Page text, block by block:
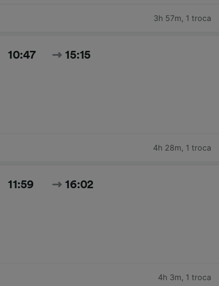
3h 57m, 1 troca
10:47 15:15
4h 28m, 1 troca
11:59 16:02
4h 3m, 1 troca